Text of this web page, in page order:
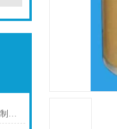
26159-34-2萘普生钠的药理机制与临床应用